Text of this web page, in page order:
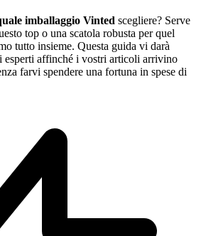
imballaggio Vinted scegliere? Serve
top o una scatola robusta per quel
tutto insieme. Questa guida vi darà
esperti affinché i vostri articoli arrivino
farvi spendere una fortuna in spese di